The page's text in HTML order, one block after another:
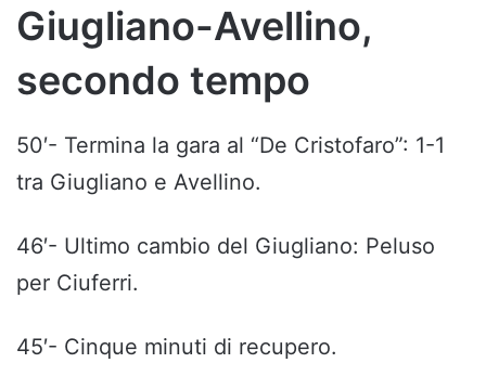
Giugliano-Avellino,
secondo tempo
50′- Termina la gara al “De Cristofaro”: 1-1
tra Giugliano e Avellino.
46′- Ultimo cambio del Giugliano: Peluso
per Ciuferri.
45′- Cinque minuti di recupero.